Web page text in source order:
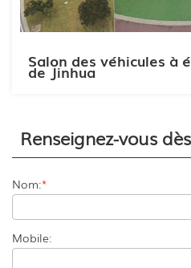
Salon des véhicules à
de Jinhua
Renseignez-vous
Nom:*
Mobile: